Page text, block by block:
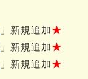
」新規追加★
」新規追加★
」新規追加★